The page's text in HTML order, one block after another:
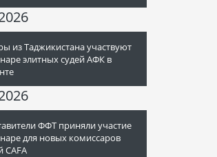
из Таджикистана участвуют
элитных судей АФК в
ФФТ приняли участие
для новых комиссаров
CAFA